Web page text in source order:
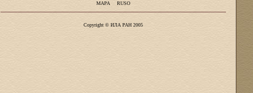
MAPA
RUSO
Copyright © ИЛА РАН 2005